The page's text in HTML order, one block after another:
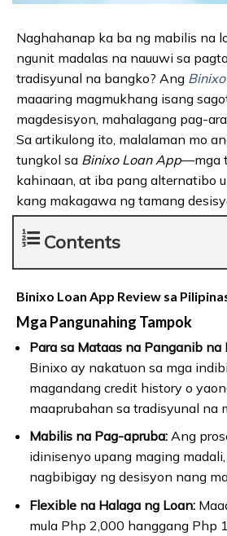
Naghahanap ka ba ng mabilis na
ngunit madalas na nauuwi sa
tradisyunal na bangko? Ang Binixo
maaaring magmukhang isang
magdesisyon, mahalagang pag-
Sa artikulong ito, malalaman mo
tungkol sa Binixo Loan App—mga
kahinaan, at iba pang alternatibo
kang makagawa ng tamang
Contents
Binixo Loan App Review sa
Mga Pangunahing Tampok
Para sa Mataas na Panganib na
Binixo ay nakatuon sa mga
magandang credit history o
maaprubahan sa tradisyunal na
Mabilis na Pag-apruba:Ang
idinisenyo upang maging
nagbibigay ng desisyon nang
Flexible na Halaga ng Loan:
mula Php 2,000 hanggang Php